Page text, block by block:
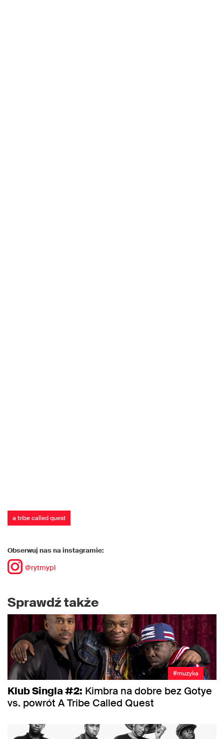
a tribe called quest
Obserwuj nas na instagramie:
@rytmypl
Sprawdź także
#muzyka
Klub Singla #2: Kimbra na dobre bez Gotye
vs. powrót A Tribe Called Quest